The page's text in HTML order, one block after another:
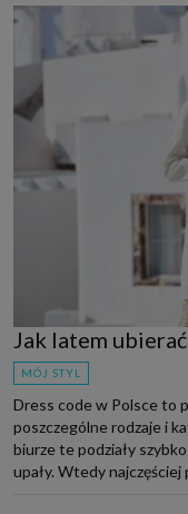
Jak latem
MÓJ STYL
Dress code w Polsce to
poszczególne rodzaje i
biurze te podziały
upały. Wtedy najczęściej